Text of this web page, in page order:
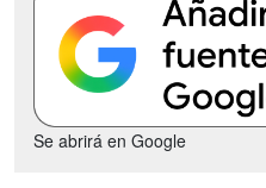
Se abrirá en Google